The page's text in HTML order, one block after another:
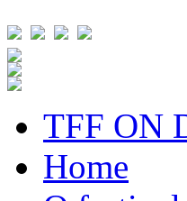
TFF ON
Home